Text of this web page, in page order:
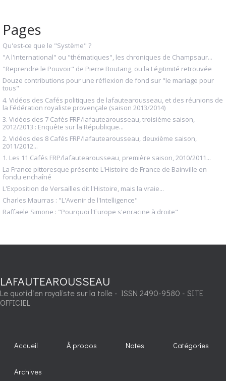
Pages
Qu'est-ce que le "Système" ?
"A l'international" ou "thématiques", les chroniques de Champsaur...
"Reprendre le Pouvoir" de Pierre Boutang, ou la Légitimité retrouvée
Douze contributions pour une réflexion de fond sur "le mariage pour
tous"
4. Vidéos des Cafés politiques de lafautearousseau, et des réunions de
la Fédération royaliste provençale (saison 2013/2014)
3. Vidéos des 7 Cafés FRP/lafautearousseau, troisième saison,
2012/2013 : Enquête sur la République...
2. Vidéos des 8 Cafés FRP/lafautearousseau, deuxième saison,
2011/2012...
1. Les 11 Cafés FRP/lafautearousseau, première saison, 2010/2011...
La France pittoresque présente L'Histoire de France de Bainville en
fondu enchaîné
L'Exposition de Versailles dit l'Histoire, mais la vraie...
Charles Maurras : "L'Avenir de l'Intelligence"
Raffaele Simone : "Pourquoi l'Europe s'enracine à droite"
LAFAUTEAROUSSEAU
Le quotidien royaliste sur la toile - ISSN 2490-9580 - SITE
OFFICIEL
Accueil À propos Notes Catégories
Archives